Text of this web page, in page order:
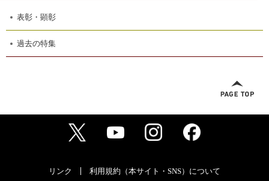
表彰・顕彰
過去の特集
リンク 利用規約（本サイト・SNS）について